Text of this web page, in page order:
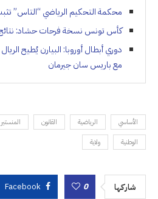
محكمة التحكيم الرياضي “التاس” تثبت
كأس تونس نسخة فرحات حشاد:
دوري أبطال أوروبا: البيارن يُطيح
مع باريس سان جيرمان
الأساسي الرياضية القانون المنستير
الوطنية
ولاية
شاركها 0
Facebook